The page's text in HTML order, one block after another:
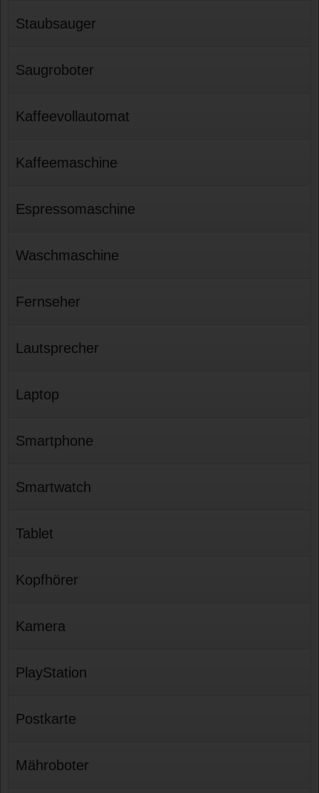
Staubsauger
Saugroboter
Kaffeevollautomat
Kaffeemaschine
Espressomaschine
Waschmaschine
Fernseher
Lautsprecher
Laptop
Smartphone
Smartwatch
Tablet
Kopfhörer
Kamera
PlayStation
Postkarte
Mähroboter